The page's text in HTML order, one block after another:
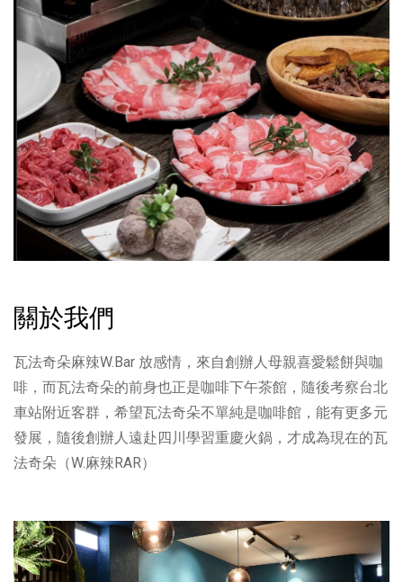
關於我們
瓦法奇朵麻辣W.Bar 放感情，來自創辦人母親喜愛鬆餅與咖
啡，而瓦法奇朵的前身也正是咖啡下午茶館，隨後考察台北
車站附近客群，希望瓦法奇朵不單純是咖啡館，能有更多元
發展，隨後創辦人遠赴四川學習重慶火鍋，才成為現在的瓦
法奇朵（W.麻辣RAR）